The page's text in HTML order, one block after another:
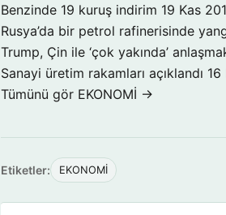
Benzinde 19 kuruş indirim 19 Kas
Rusya’da bir petrol rafinerisinde
Trump, Çin ile ‘çok yakında’
Sanayi üretim rakamları açıklandı 16
Tümünü gör EKONOMİ →
Etiketler: EKONOMİ